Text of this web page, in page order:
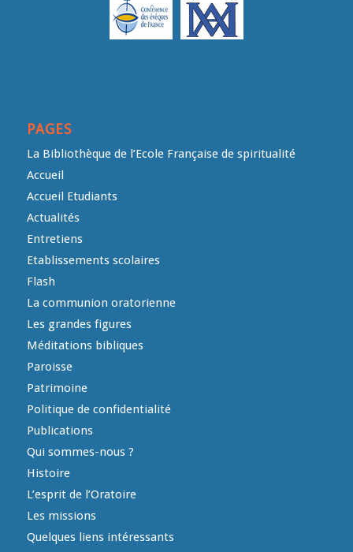
PAGES
La Bibliothèque de l’Ecole Française de spiritualité
Accueil
Accueil Etudiants
Actualités
Entretiens
Etablissements scolaires
Flash
La communion oratorienne
Les grandes figures
Méditations bibliques
Paroisse
Patrimoine
Politique de confidentialité
Publications
Qui sommes-nous ?
Histoire
L’esprit de l’Oratoire
Les missions
Quelques liens intéressants